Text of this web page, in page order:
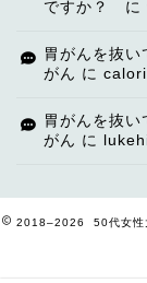
ですか？
に
胃がんを抜
がん に
胃がんを抜
がん に
2018–2026 50代女性